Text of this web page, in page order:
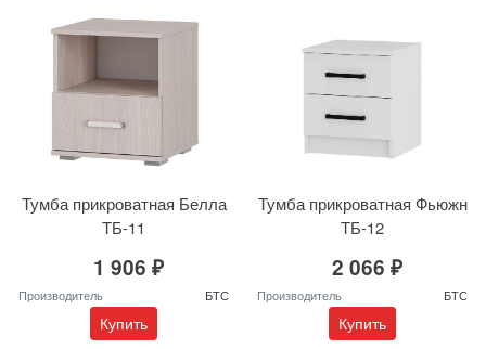
Тумба прикроватная Белла
ТБ-11
1 906 ₽
Производитель БТС
Купить
Тумба прикроватная Фьюжн
ТБ-12
2 066 ₽
Производитель БТС
Купить